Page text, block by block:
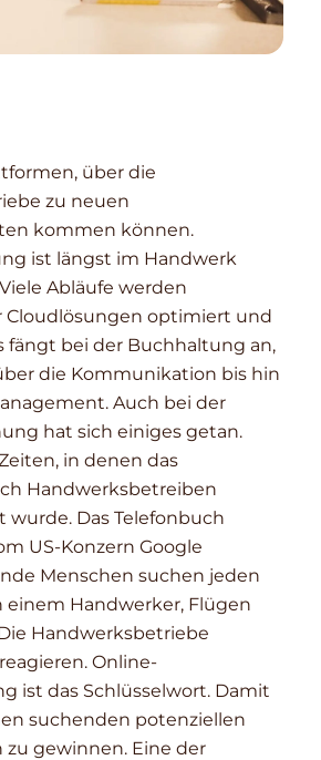
über die
zu neuen
kommen können.
ist längst im Handwerk
Abläufe werden
Cloudlösungen optimiert und
fängt bei der Buchhaltung an,
die Kommunikation bis hin
Auch bei der
hat sich einiges getan.
in denen das
Handwerksbetreiben
Das Telefonbuch
US-Konzern Google
Menschen suchen jeden
einem Handwerker, Flügen
Handwerksbetriebe
Online-
ist das Schlüsselwort. Damit
suchenden potenziellen
zu gewinnen. Eine der